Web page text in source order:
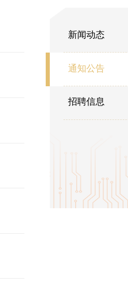
新闻动态
通知公告
招聘信息